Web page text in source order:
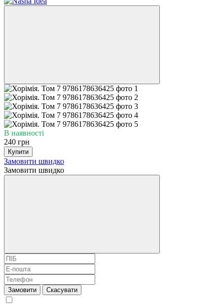
В наявності
240 грн
Купити
Замовити швидко
Замовити швидко
Замовити Скасувати